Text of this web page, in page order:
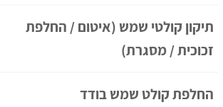
תיקון קולטי שמש (איטום / החלפת
זכוכית / מסגרת)
החלפת קולט שמש בודד